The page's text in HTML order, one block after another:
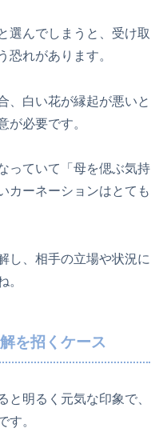
選んでしまうと、受け取
恐れがあります。
、白い花が縁起が悪いと
が必要です。
っていて「母を偲ぶ気持
カーネーションはとても
し、相手の立場や状況に
。
を招くケース
と明るく元気な印象で、
す。